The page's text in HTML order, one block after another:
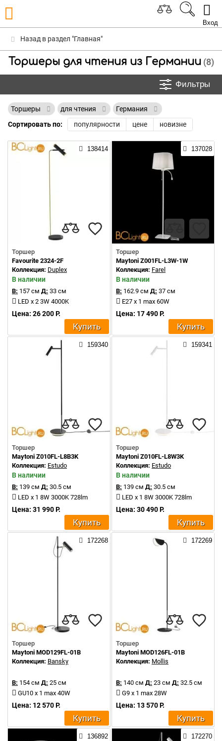
Вход
Назад в раздел "Главная"
Торшеры для чтения из Германии(8)
Фильтры
Торшеры для чтения
Германия
Сортировать по:
популярности цене новизне
138414
Торшер
Favourite 2324-2F
Коллекция: Duplex
В наличии
В: 157 см Д: 33 см
LED x 2 3W 4000K
Цена: 26 200 Р.
Купить
137028
Торшер
Maytoni Z001FL-L3W-1W
Коллекция: Farel
В наличии
В: 162.9 см Д: 37 см
E27 x 1 max 60W
Цена: 17 490 Р.
Купить
159340
Торшер
Maytoni Z010FL-L8B3K
Коллекция: Estudo
В наличии
В: 139 см Д: 30.5 см
LED x 1 8W 3000K 728lm
Цена: 31 990 Р.
Купить
159341
Торшер
Maytoni Z010FL-L8W3K
Коллекция: Estudo
В наличии
В: 139 см Д: 30.5 см
LED x 1 8W 3000K 728lm
Цена: 30 490 Р.
Купить
172268
Торшер
Maytoni MOD129FL-01B
Коллекция: Bansky
В: 154 см Д: 25 см
GU10 x 1 max 40W
Цена: 12 570 Р.
Купить
172269
Торшер
Maytoni MOD126FL-01B
Коллекция: Mollis
В: 140 см Д: 23 см Д: 32.5 см
G9 x 1 max 28W
Цена: 13 570 Р.
Купить
136892 172270